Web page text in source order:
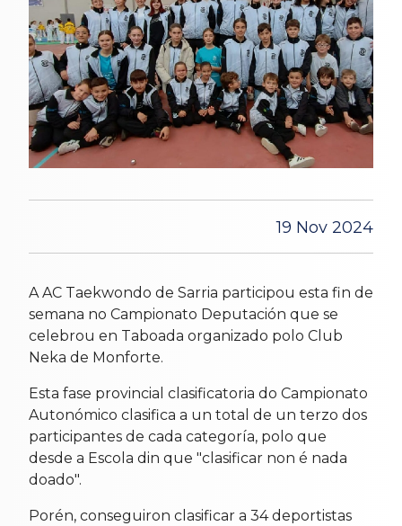
19 Nov 2024
A AC Taekwondo de Sarria participou esta fin de
semana no Campionato Deputación que se
celebrou en Taboada organizado polo Club
Neka de Monforte.
Esta fase provincial clasificatoria do Campionato
Autonómico clasifica a un total de un terzo dos
participantes de cada categoría, polo que
desde a Escola din que "clasificar non é nada
doado".
Porén, conseguiron clasificar a 34 deportistas